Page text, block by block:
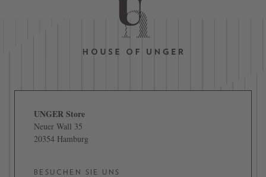
UNGER Store
Neuer Wall 35
20354 Hamburg
BESUCHEN SIE UNS